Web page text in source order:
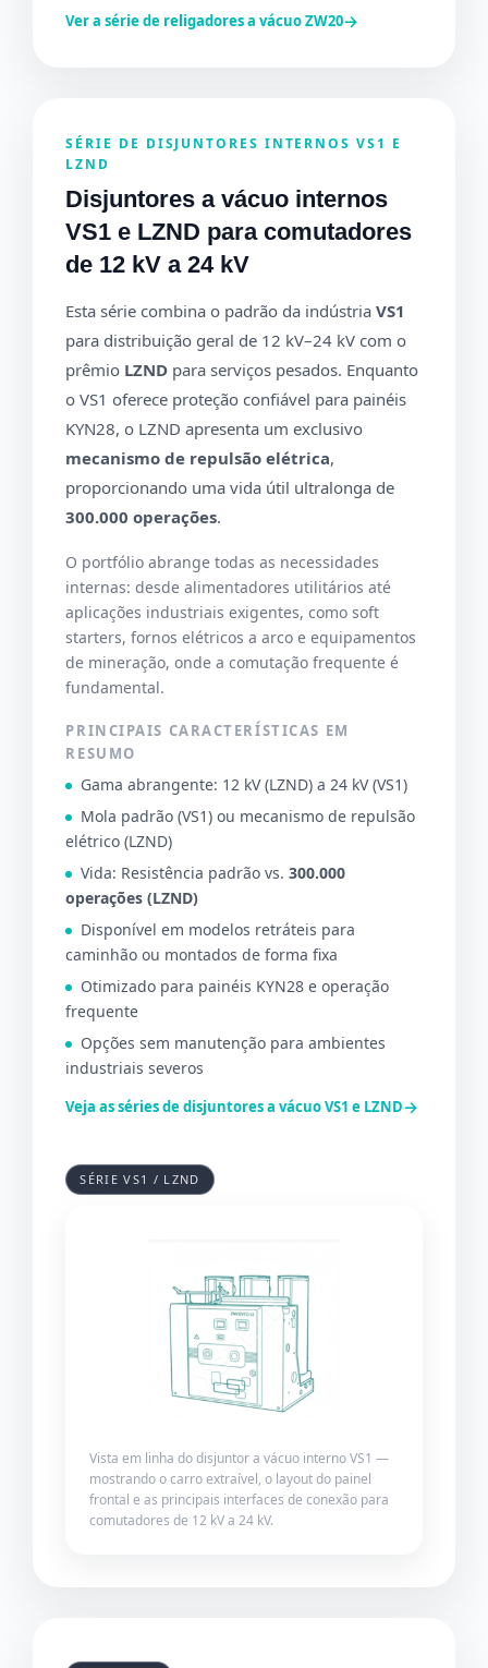
Ver a série de religadores a vácuo ZW20→
SÉRIE DE DISJUNTORES INTERNOS VS1 E
LZND
Disjuntores a vácuo internos
VS1 e LZND para comutadores
de 12 kV a 24 kV
Esta série combina o padrão da indústriaVS1
para distribuição geral de 12 kV–24 kV com o
prêmio LZND para serviços pesados. Enquanto
o VS1 oferece proteção confiável para painéis
KYN28, o LZND apresenta um exclusivo
mecanismo de repulsão elétrica,
proporcionando uma vida útil ultralonga de
300.000 operações.
O portfólio abrange todas as necessidades
internas: desde alimentadores utilitários até
aplicações industriais exigentes, como soft
starters, fornos elétricos a arco e equipamentos
de mineração, onde a comutação frequente é
fundamental.
PRINCIPAIS CARACTERÍSTICAS EM
RESUMO
Gama abrangente: 12 kV (LZND) a 24 kV (VS1)
Mola padrão (VS1) ou mecanismo de repulsão
elétrico (LZND)
Vida: Resistência padrão vs.300.000
operações (LZND)
Disponível em modelos retráteis para
caminhão ou montados de forma fixa
Otimizado para painéis KYN28 e operação
frequente
Opções sem manutenção para ambientes
industriais severos
Veja as séries de disjuntores a vácuo VS1 e LZND→
SÉRIE VS1 / LZND
Vista em linha do disjuntor a vácuo interno VS1 —
mostrando o carro extraível, o layout do painel
frontal e as principais interfaces de conexão para
comutadores de 12 kV a 24 kV.